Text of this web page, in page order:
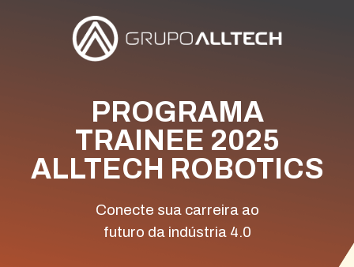
PROGRAMA
TRAINEE 2025
ALLTECH ROBOTICS
Conecte sua carreira ao
futuro da indústria 4.0